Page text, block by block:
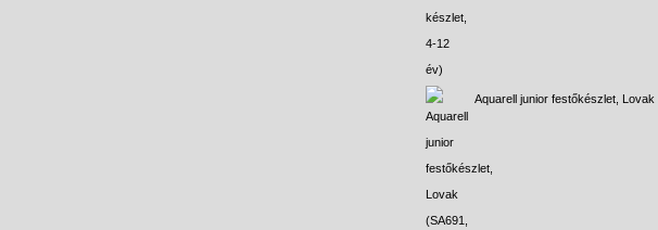
Aquarell junior festőkészlet, Lovak